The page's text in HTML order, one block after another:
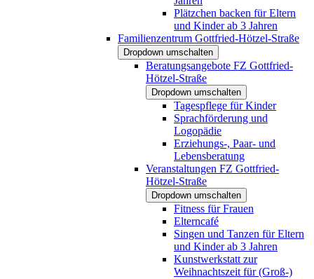
Plätzchen backen für Eltern
und Kinder ab 3 Jahren
Familienzentrum Gottfried-Hötzel-Straße
Dropdown umschalten
Beratungsangebote FZ Gottfried-
Hötzel-Straße
Dropdown umschalten
Tagespflege für Kinder
Sprachförderung und
Logopädie
Erziehungs-, Paar- und
Lebensberatung
Veranstaltungen FZ Gottfried-
Hötzel-Straße
Dropdown umschalten
Fitness für Frauen
Elterncafé
Singen und Tanzen für Eltern
und Kinder ab 3 Jahren
Kunstwerkstatt zur
Weihnachtszeit für (Groß-)